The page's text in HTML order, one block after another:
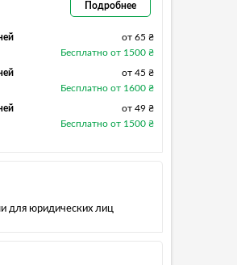
Подробнее
от 65 ₴
Бесплатно от 1500 ₴
от 45 ₴
Бесплатно от 1600 ₴
от 49 ₴
Бесплатно от 1500 ₴
для юридических лиц